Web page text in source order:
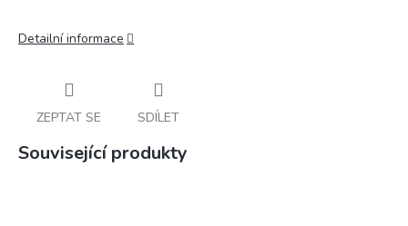
Detailní informace
ZEPTAT SE SDÍLET
Související produkty